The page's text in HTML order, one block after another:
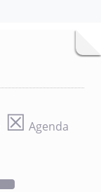
☒ Agenda